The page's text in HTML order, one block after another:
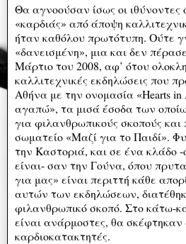
Θα αγνοούσαν ίσως οι ιθύνοντες
«καρδιάς» από άποψη
ήταν καθόλου πρωτότυπη. Ούτε
«δανεισμένη», μια και δεν
Μάρτιο του 2008, αφ’ ότου
καλλιτεχνικές εκδηλώσεις που
Αθήνα με την ονομασία «Ηearts in
αγαπώ», τα μισά έσοδα των
για φιλανθρωπικούς σκοπούς και
σωματείο «Μαζί για το Παιδί».
την Καστοριά, και σε ένα κλάδο
είναι- σαν την Γούνα, όπου
για μας» είναι περιττή κάθε
αυτών των εκδηλώσεων,
φιλανθρωπικό σκοπό. Στο κάτω-
είναι ανάρμοστες, θα σκέφτηκαν
καρδιοκατακτητές.